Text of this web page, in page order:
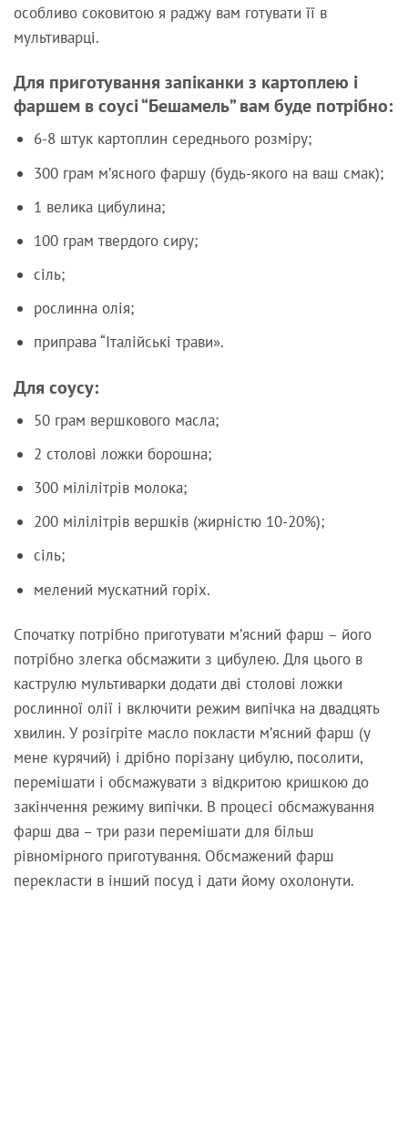
особливо соковитою я раджу вам готувати її в
мультиварці.
Для приготування запіканки з картоплею і
фаршем в соусі “Бешамель” вам буде потрібно:
6-8 штук картоплин середнього розміру;
300 грам м’ясного фаршу (будь-якого на ваш смак);
1 велика цибулина;
100 грам твердого сиру;
сіль;
рослинна олія;
приправа “Італійські трави».
Для соусу:
50 грам вершкового масла;
2 столові ложки борошна;
300 мілілітрів молока;
200 мілілітрів вершків (жирністю 10-20%);
сіль;
мелений мускатний горіх.
Спочатку потрібно приготувати м’ясний фарш – його
потрібно злегка обсмажити з цибулею. Для цього в
каструлю мультиварки додати дві столові ложки
рослинної олії і включити режим випічка на двадцять
хвилин. У розігріте масло покласти м’ясний фарш (у
мене курячий) і дрібно порізану цибулю, посолити,
перемішати і обсмажувати з відкритою кришкою до
закінчення режиму випічки. В процесі обсмажування
фарш два – три рази перемішати для більш
рівномірного приготування. Обсмажений фарш
перекласти в інший посуд і дати йому охолонути.